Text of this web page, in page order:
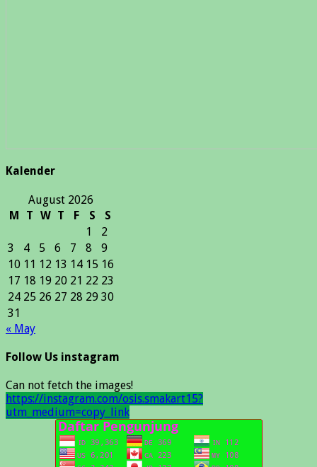
Kalender
August 2026
M
T W T F S
S
1
2
3
4 5 6 7 8
9
10 11 12 13 14 15 16
17 18 19 20 21 22 23
24 25 26 27 28 29 30
31
« May
Follow Us instagram
Can not fetch the images!
https://instagram.com/osis.smakart15?
utm_medium=copy_link